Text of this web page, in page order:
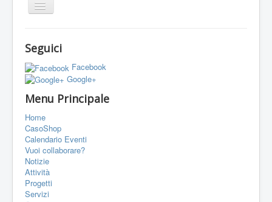
Cambia
navigazione
CHI SIAMO
L'ASSOCIAZIONE
PROGETTI
PORTFOLIO
CONTATTI
LINK
FORUM
Seguici
Facebook
Google+
Menu Principale
Home
CasoShop
Calendario Eventi
Vuoi collaborare?
Notizie
Attività
Progetti
Servizi